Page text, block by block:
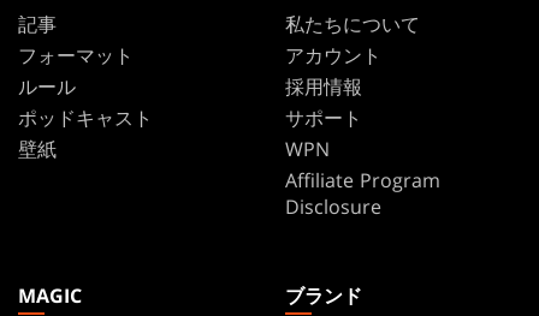
記事
フォーマット
ルール
ポッドキャスト
壁紙
私たちについて
アカウント
採用情報
サポート
WPN
Affiliate Program
Disclosure
MAGIC
ブランド